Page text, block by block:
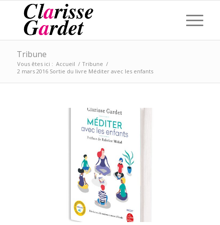
Tribune
Vous êtes ici : Accueil / Tribune /
2 mars 2016 Sortie du livre Méditer avec les enfants